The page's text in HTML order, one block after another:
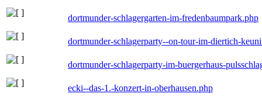
dortmunder-schlagergarten-im-fredenbaumpark.php
dortmunder-schlagerparty--on-tour-im-diertich-
dortmunder-schlagerparty-im-buergerhaus-
ecki--das-1.-konzert-in-oberhausen.php